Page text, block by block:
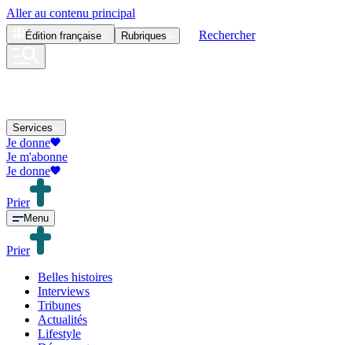
Aller au contenu principal
Édition française Rubriques Rechercher
Services
Je donne
Je m'abonne
Je donne
Prier
Menu
Prier
Belles histoires
Interviews
Tribunes
Actualités
Lifestyle